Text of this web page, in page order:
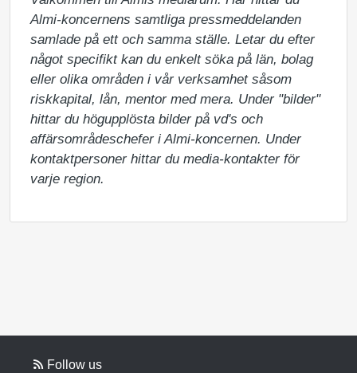
Almi-koncernens samtliga pressmeddelanden
samlade på ett och samma ställe. Letar du efter
något specifikt kan du enkelt söka på län, bolag
eller olika områden i vår verksamhet såsom
riskkapital, lån, mentor med mera. Under "bilder"
hittar du högupplösta bilder på vd's och
affärsområdeschefer i Almi-koncernen. Under
kontaktpersoner hittar du media-kontakter för
varje region.
Follow us